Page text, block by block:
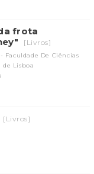
frota
[Livros]
Faculdade De Ciências
de Lisboa
[Livros]